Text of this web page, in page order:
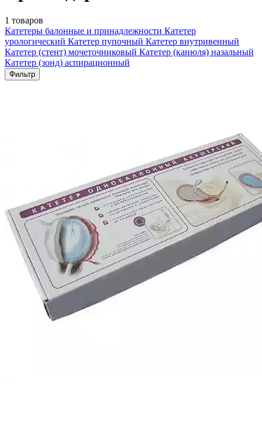
1 товаров
Катетеры балонные и принадлежности Катетер
урологический Катетер пупочный Катетер внутривенный
Катетер (стент) мочеточниковый Катетер (канюля) назальный
Катетер (зонд) аспирационный
Фильтр